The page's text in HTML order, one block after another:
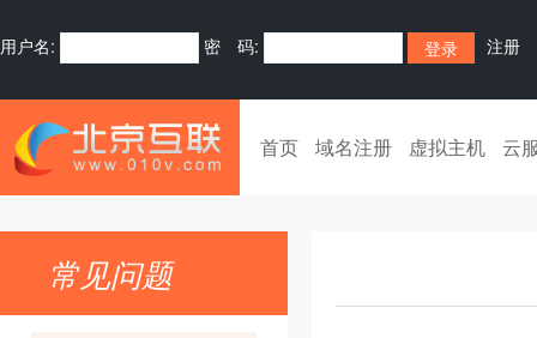
用户名: 密 码: 注册
首页 域名注册 虚拟主机 云
常见问题